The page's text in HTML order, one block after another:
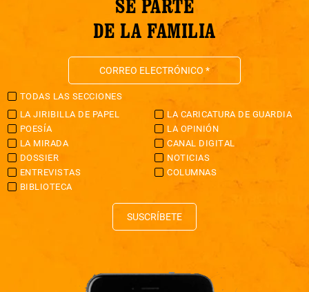
SÉ PARTE
DE LA FAMILIA
TODAS LAS SECCIONES
LA JIRIBILLA DE PAPEL
LA CARICATURA DE GUARDIA
POESÍA
LA OPINIÓN
LA MIRADA
CANAL DIGITAL
DOSSIER
NOTICIAS
ENTREVISTAS
COLUMNAS
BIBLIOTECA
SUSCRÍBETE